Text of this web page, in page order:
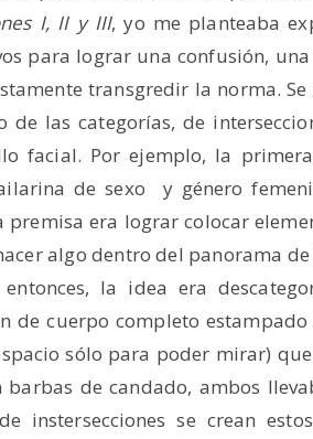
I, II y III, yo me planteaba
para lograr una confusión,
transgredir la norma.
de las categorías, de
facial. Por ejemplo, la
de sexo y género
premisa era lograr colocar
algo dentro del panorama de
la idea era
de cuerpo completo
sólo para poder mirar)
de candado, ambos
instersecciones se crean